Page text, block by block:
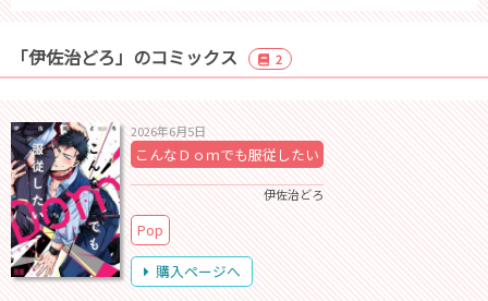
「伊佐治どろ」のコミックス 2
2026年6月5日
こんなＤｏｍでも服従したい
伊佐治どろ
Pop
購入ページへ